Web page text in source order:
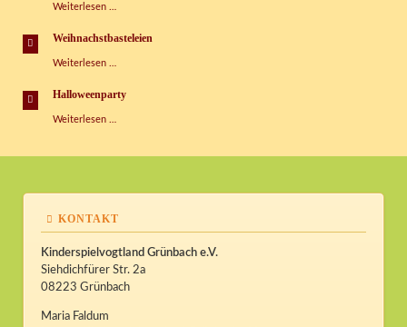
Weiterlesen …
Sprachen
Weihnachstbasteleien
Weiterlesen …
Halloweenparty
Weiterlesen …
KONTAKT
Kinderspielvogtland Grünbach e.V.
Siehdichfürer Str. 2a
08223 Grünbach
Maria Faldum